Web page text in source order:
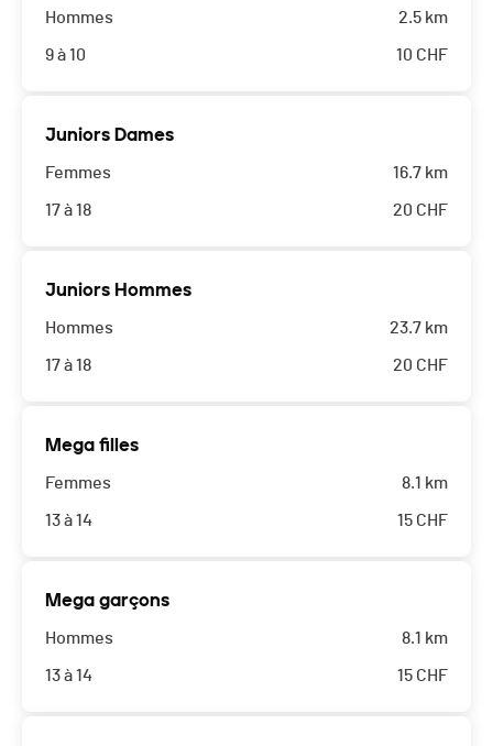
Hommes
9 à 10
2.5 km
10 CHF
Juniors Dames
Femmes
17 à 18
16.7 km
20 CHF
Juniors Hommes
Hommes
17 à 18
23.7 km
20 CHF
Mega filles
Femmes
13 à 14
8.1 km
15 CHF
Mega garçons
Hommes
13 à 14
8.1 km
15 CHF